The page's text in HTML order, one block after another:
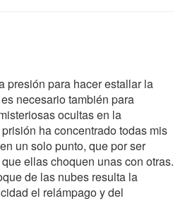
presión para hacer estallar la
necesario también para
ocultas en la
ha concentrado todas mis
un solo punto, que por ser
ellas choquen unas con otras.
de las nubes resulta la
el relámpago y del